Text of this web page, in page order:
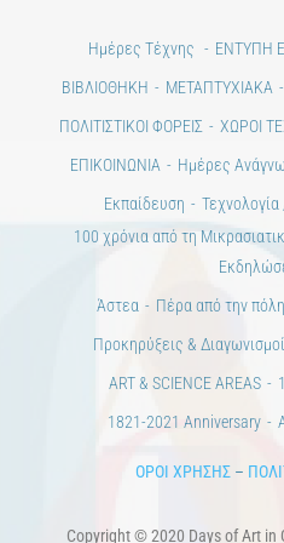
Ημέρες Τέχνης ΕΝΤΥΠΗ
ΒΙΒΛΙΟΘΗΚΗ
ΜΕΤΑΠΤΥΧΙΑΚΑ
ΠΟΛΙΤΙΣΤΙΚΟΙ ΦΟΡΕΙΣ
ΧΩΡΟΙ
ΕΠΙΚΟΙΝΩΝΙΑ
Ημέρες
Εκπαίδευση
100 χρόνια από τη
Άστεα
Πέρα από την πόλη
Προκηρύξεις & Διαγωνισμοί
ART & SCIENCE AREAS
1821-2021 Anniversary
ΟΡΟΙ ΧΡΗΣΗΣ–
Copyright © 2020 Days of Art in